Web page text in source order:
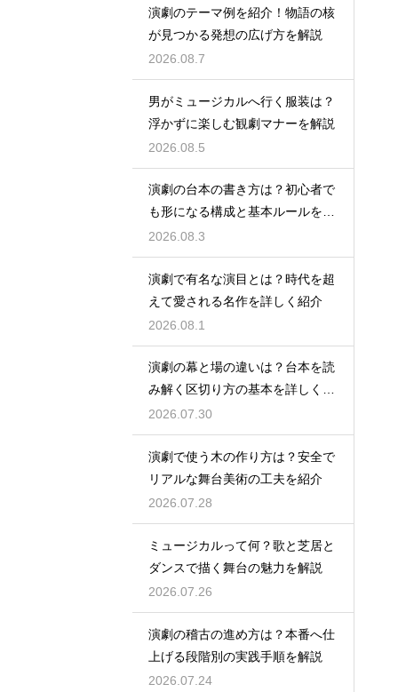
演劇のテーマ例を紹介！物語の核
が見つかる発想の広げ方を解説
2026.08.7
男がミュージカルへ行く服装は？
浮かずに楽しむ観劇マナーを解説
2026.08.5
演劇の台本の書き方は？初心者で
も形になる構成と基本ルールを解
説
2026.08.3
演劇で有名な演目とは？時代を超
えて愛される名作を詳しく紹介
2026.08.1
演劇の幕と場の違いは？台本を読
み解く区切り方の基本を詳しく解
説
2026.07.30
演劇で使う木の作り方は？安全で
リアルな舞台美術の工夫を紹介
2026.07.28
ミュージカルって何？歌と芝居と
ダンスで描く舞台の魅力を解説
2026.07.26
演劇の稽古の進め方は？本番へ仕
上げる段階別の実践手順を解説
2026.07.24